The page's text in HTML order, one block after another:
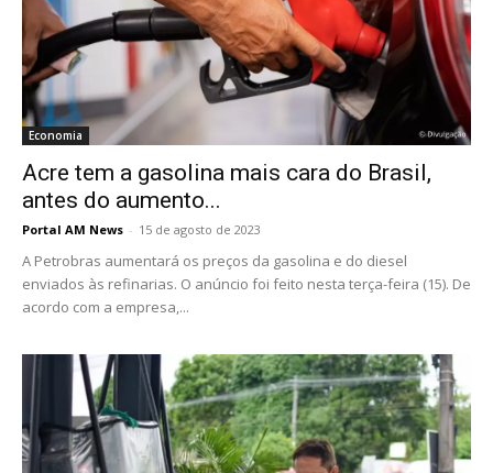
Economia
Acre tem a gasolina mais cara do Brasil,
antes do aumento...
Portal AM News - 15 de agosto de 2023
A Petrobras aumentará os preços da gasolina e do diesel
enviados às refinarias. O anúncio foi feito nesta terça-feira (15). De
acordo com a empresa,...